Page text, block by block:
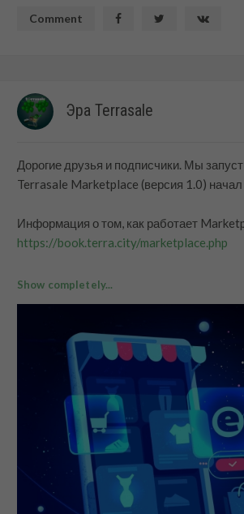
Comment
Эра Terrasale
Дорогие друзья и подписчики. Мы
Terrasale Marketplace (версия 1.0)
Информация о том, как работает
https://book.terra.city/marketplace.php
Ссылка на Marketplace:
https://terrasale.com/marketplace/
Show completely...